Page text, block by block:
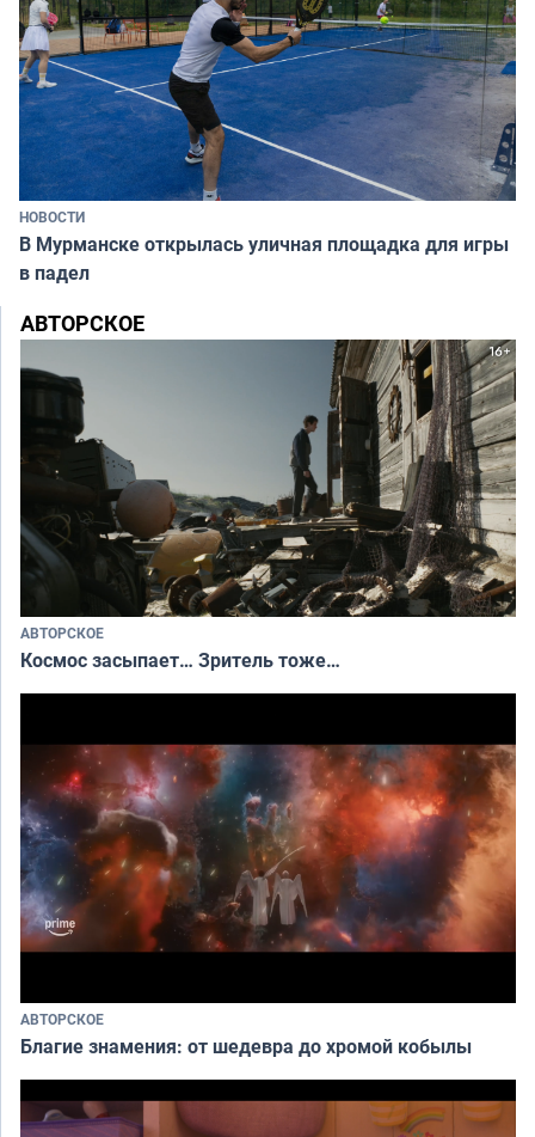
НОВОСТИ
В Мурманске открылась уличная площадка для игры
в падел
АВТОРСКОЕ
АВТОРСКОЕ
Космос засыпает… Зритель тоже…
АВТОРСКОЕ
Благие знамения: от шедевра до хромой кобылы